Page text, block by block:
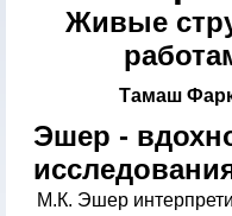
Живые
Тамаш
Эшер -
М.К. Эшер